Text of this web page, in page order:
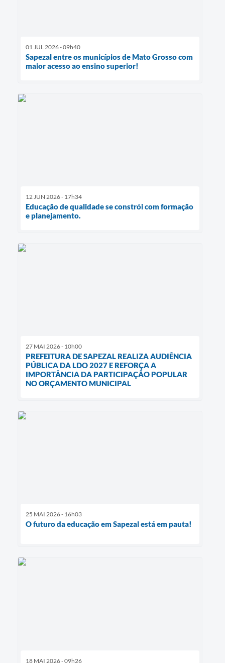
01 JUL 2026 - 09h40
Sapezal entre os municípios de Mato Grosso com
maior acesso ao ensino superior!
12 JUN 2026 - 17h34
Educação de qualidade se constrói com formação
e planejamento.
27 MAI 2026 - 10h00
PREFEITURA DE SAPEZAL REALIZA AUDIÊNCIA
PÚBLICA DA LDO 2027 E REFORÇA A
IMPORTÂNCIA DA PARTICIPAÇÃO POPULAR
NO ORÇAMENTO MUNICIPAL
25 MAI 2026 - 16h03
O futuro da educação em Sapezal está em pauta!
18 MAI 2026 - 09h26